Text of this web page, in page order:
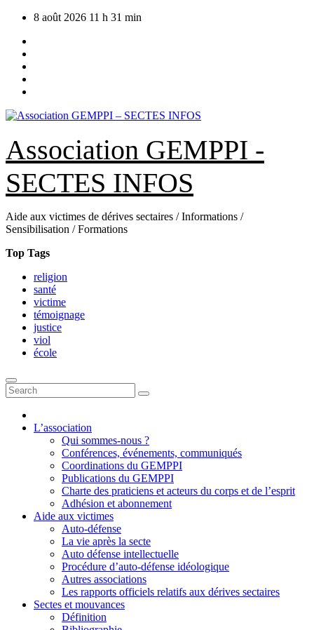
Skip
content
8 août 2026 11 h 31 min
Association GEMPPI -
SECTES INFOS
Aide aux victimes de dérives sectaires / Informations /
Sensibilisation / Formations
Top Tags
religion
santé
victime
témoignage
justice
viol
école
L’association
Qui sommes-nous ?
Conférences, événements, communiqués
Coordinations du GEMPPI
Publications du GEMPPI
Charte des praticiens et acteurs du corps et de l’esprit
Adhésion et abonnement
Aide aux victimes
Auto-défense
La vie après la secte
Auto défense intellectuelle
Procédure d’auto-défense idéologique
Autres associations
Les rapports officiels relatifs aux dérives sectaires
Sectes et mouvances
Définition